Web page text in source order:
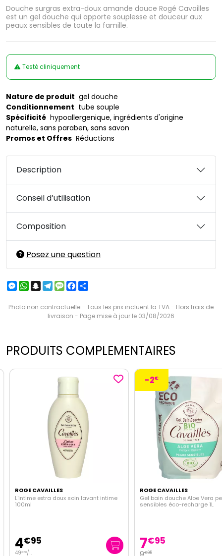
Douche surgras extra-doux amande douce Rogé Cavailles
est un gel douche qui apporte souplesse et douceur aux
peaux sensibles de toute la famille.
Testé cliniquement
Nature de produit gel douche
Conditionnement tube souple
Spécificité hypoallergenique, ingrédients d'origine
naturelle, sans paraben, sans savon
Promos et Offres Réductions
Description
Conseil d’utilisation
Composition
Posez une question
Messenger
WhatsApp
Snapchat
Telegram
MessageFacebook
Photo non contractuelle - Tous les prix incluent la TVA - Hors frais de
livraison - Page mise à jour le 03/08/2026
PRODUITS COMPLEMENTAIRES
ROGE CAVAILLES
L'intime extra doux soin lavant intime
100ml
4€95
49€50/l.
-2€
ROGE CAVAILLES
Gel bain douche Aloe Vera
sensibles éco-recharge 1L
7€95
9€95